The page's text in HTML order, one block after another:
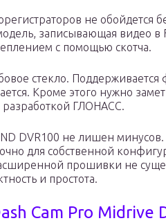
не обойдется
записывающая видео
с помощью скотча.
стекло. Поддерживается
Кроме этого нужно
разработкой ГЛОНАСС.
DVR100 не лишен
для собственной
прошивки не
и простота.
Cam Pro Midrive